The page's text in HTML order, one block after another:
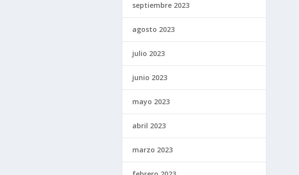
septiembre 2023
agosto 2023
julio 2023
junio 2023
mayo 2023
abril 2023
marzo 2023